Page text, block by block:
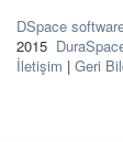
DSpace
2015
İletişim | Geri